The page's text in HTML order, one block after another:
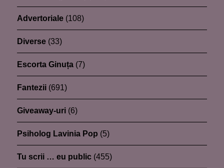
Advertoriale (108)
Diverse (33)
Escorta Ginuța (7)
Fantezii (691)
Giveaway-uri (6)
Psiholog Lavinia Pop (5)
Tu scrii … eu public (455)